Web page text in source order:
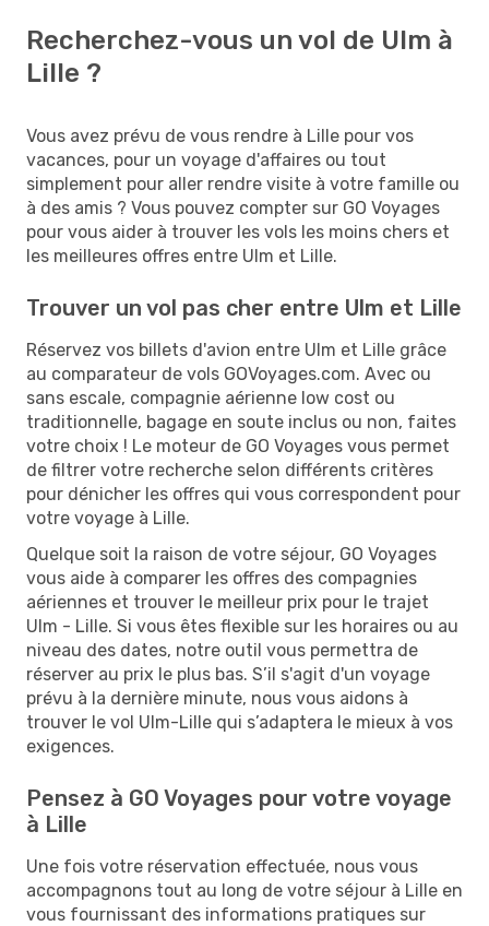
Recherchez-vous un vol de Ulm à
Lille ?
Vous avez prévu de vous rendre à Lille pour vos
vacances, pour un voyage d'affaires ou tout
simplement pour aller rendre visite à votre famille ou
à des amis ? Vous pouvez compter sur GO Voyages
pour vous aider à trouver les vols les moins chers et
les meilleures offres entre Ulm et Lille.
Trouver un vol pas cher entre Ulm et Lille
Réservez vos billets d'avion entre Ulm et Lille grâce
au comparateur de vols GOVoyages.com. Avec ou
sans escale, compagnie aérienne low cost ou
traditionnelle, bagage en soute inclus ou non, faites
votre choix ! Le moteur de GO Voyages vous permet
de filtrer votre recherche selon différents critères
pour dénicher les offres qui vous correspondent pour
votre voyage à Lille.
Quelque soit la raison de votre séjour, GO Voyages
vous aide à comparer les offres des compagnies
aériennes et trouver le meilleur prix pour le trajet
Ulm - Lille. Si vous êtes flexible sur les horaires ou au
niveau des dates, notre outil vous permettra de
réserver au prix le plus bas. S’il s'agit d'un voyage
prévu à la dernière minute, nous vous aidons à
trouver le vol Ulm-Lille qui s’adaptera le mieux à vos
exigences.
Pensez à GO Voyages pour votre voyage
à Lille
Une fois votre réservation effectuée, nous vous
accompagnons tout au long de votre séjour à Lille en
vous fournissant des informations pratiques sur